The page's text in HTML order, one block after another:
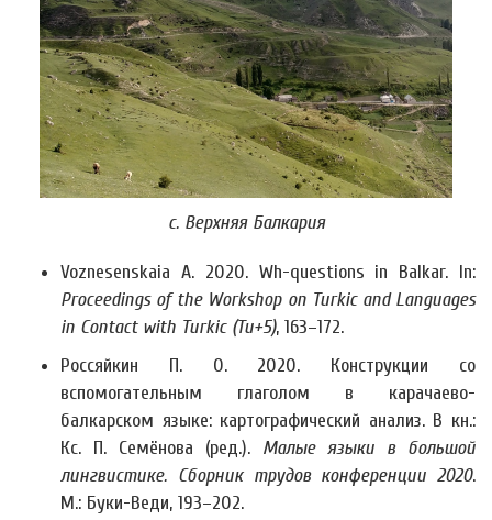
с. Верхняя Балкария
Voznesenskaia A. 2020. Wh-questions in Balkar. In:
Proceedings of the Workshop on Turkic and Languages
in Contact with Turkic (Tu+5), 163–172.
Россяйкин П. О. 2020. Конструкции со
вспомогательным глаголом в карачаево-
балкарском языке: картографический анализ. В кн.:
Кc. П. Семёнова (ред.). Малые языки в большой
лингвистике. Сборник трудов конференции 2020.
М.: Буки-Веди, 193–202.